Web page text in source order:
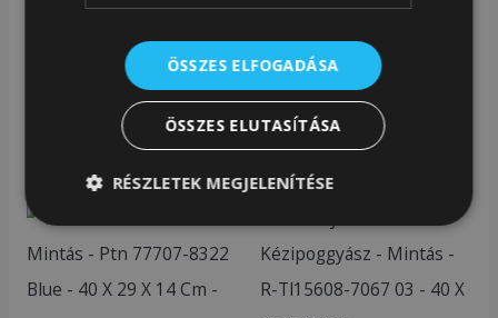
PG222984 Kategóriák:Hátizsák Utazás
Kapcsolódó termékek
price
was:
5
990Ft.
price
is:
990Ft.
ÖSSZES ELFOGADÁSA
ÖSSZES ELUTASÍTÁSA
RÉSZLETEK MEGJELENÍTÉSE